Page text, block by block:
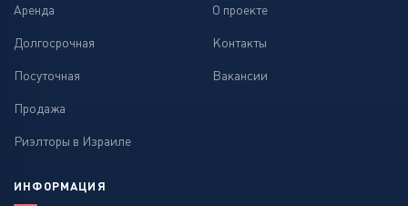
Аренда
Долгосрочная
Посуточная
Продажа
Риэлторы в Израиле
О проекте
Контакты
Вакансии
ИНФОРМАЦИЯ